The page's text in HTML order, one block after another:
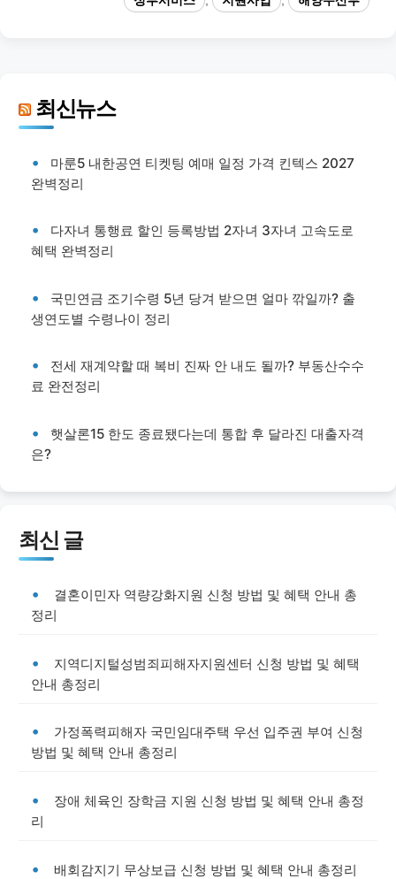
리
최신뉴스
마룬5 내한공연 티켓팅 예매 일정 가격 킨텍스 2027
완벽정리
다자녀 통행료 할인 등록방법 2자녀 3자녀 고속도로
혜택 완벽정리
국민연금 조기수령 5년 당겨 받으면 얼마 깎일까? 출
생연도별 수령나이 정리
전세 재계약할 때 복비 진짜 안 내도 될까? 부동산수수
료 완전정리
햇살론15 한도 종료됐다는데 통합 후 달라진 대출자격
은?
최신 글
결혼이민자 역량강화지원 신청 방법 및 혜택 안내 총
정리
지역디지털성범죄피해자지원센터 신청 방법 및 혜택
안내 총정리
가정폭력피해자 국민임대주택 우선 입주권 부여 신청
방법 및 혜택 안내 총정리
장애 체육인 장학금 지원 신청 방법 및 혜택 안내 총정
리
배회감지기 무상보급 신청 방법 및 혜택 안내 총정리